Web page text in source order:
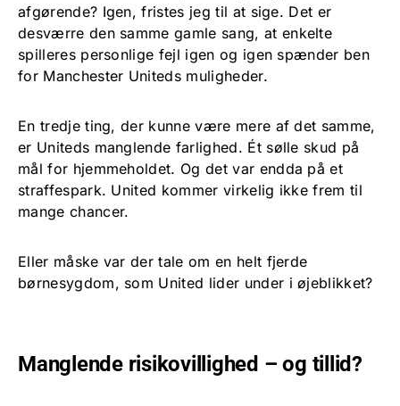
afgørende? Igen, fristes jeg til at sige. Det er
desværre den samme gamle sang, at enkelte
spilleres personlige fejl igen og igen spænder ben
for Manchester Uniteds muligheder.
En tredje ting, der kunne være mere af det samme,
er Uniteds manglende farlighed. Ét sølle skud på
mål for hjemmeholdet. Og det var endda på et
straffespark. United kommer virkelig ikke frem til
mange chancer.
Eller måske var der tale om en helt fjerde
børnesygdom, som United lider under i øjeblikket?
Manglende risikovillighed – og tillid?